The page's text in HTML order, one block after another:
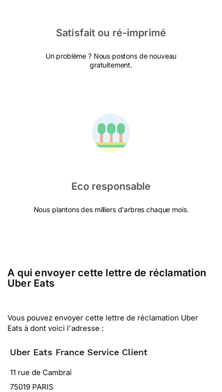
Satisfait ou ré-imprimé
Un problème ? Nous postons de nouveau
gratuitement.
Eco responsable
Nous plantons des milliers d'arbres chaque mois.
A qui envoyer cette lettre de réclamation
Uber Eats
Vous pouvez envoyer cette lettre de réclamation Uber
Eats à dont voici l'adresse :
Uber Eats France Service Client
11 rue de Cambrai
75019 PARIS